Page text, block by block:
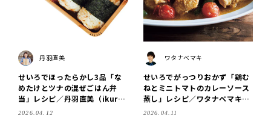
丹羽直美
せいろでほったらかし3品「な
めたけとツナの混ぜごはん弁
当」レシピ／丹羽直美（ikur
a）さん
2026.04.12
ワタナベマキ
せいろでがっつりおかず「鶏む
ねとミニトマトのカレーソース
蒸し」レシピ／ワタナベマキさ
ん
2026.04.11